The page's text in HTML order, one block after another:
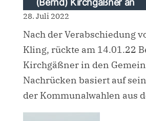
(Bernd) Kirchgäßner an
28. Juli 2022
Nach der Verabschiedung
Kling, rückte am 14.01.22
Kirchgäßner in den
Nachrücken basiert auf
der Kommunalwahlen aus